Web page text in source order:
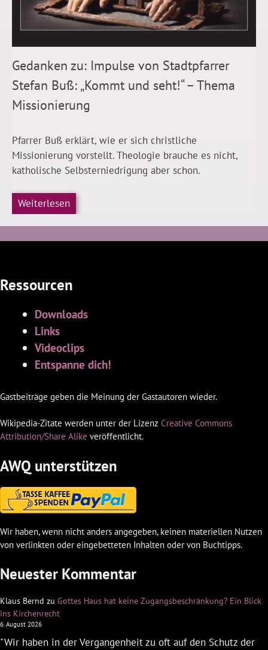
Gedanken zu: Impulse von Stadtpfarrer
Stefan Buß: „Kommt und seht!“ – Thema
Missionierung
Pfarrer Buß erklärt, wie er sich christliche
Missionierung vorstellt. Theologie brauche es nicht,
katholische Selbsterniedrigung aber schon.
Weiterlesen
Ressourcen
Downloads
Links
Videoclips
Entspanne dich!
Gastbeiträge geben die Meinung der Gastautoren wieder.
Wikipedia-Zitate werden unter der Lizenz Creative Commons
Attribution/Share Alike veröffentlicht.
AWQ unterstützen
Wir haben, wenn nicht anders angegeben, keinen materiellen Nutzen
von verlinkten oder eingebetteten Inhalten oder von Buchtipps.
Neuester Kommentar
Klaus Bernd zu Gottes Haus hat keine Zugangsbeschränkung? Ein Blick
ins Kirchenrecht
6. August 2026
"Wir haben in der Vergangenheit zu oft auf den Schutz der